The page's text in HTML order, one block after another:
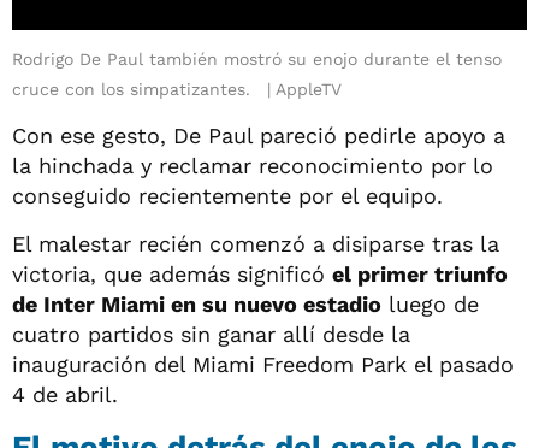
Rodrigo De Paul también mostró su enojo durante el tenso
cruce con los simpatizantes.
AppleTV
Con ese gesto, De Paul pareció pedirle apoyo a
la hinchada y reclamar reconocimiento por lo
conseguido recientemente por el equipo.
El malestar recién comenzó a disiparse tras la
victoria, que además significó el primer triunfo
de Inter Miami en su nuevo estadio luego de
cuatro partidos sin ganar allí desde la
inauguración del Miami Freedom Park el pasado
4 de abril.